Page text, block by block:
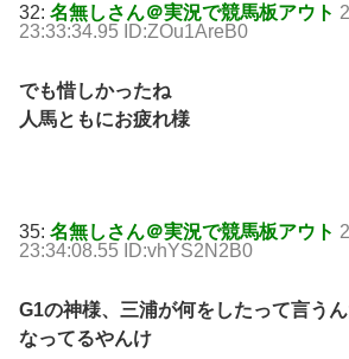
32: 名無しさん＠実況で競馬板アウト
23:33:34.95 ID:ZOu1AreB0
でも惜しかったね
人馬ともにお疲れ様
35: 名無しさん＠実況で競馬板アウト
23:34:08.55 ID:vhYS2N2B0
G1の神様、三浦が何をしたって言う
なってるやんけ